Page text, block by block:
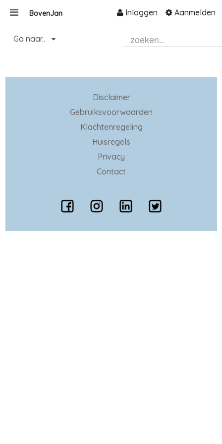
Inloggen Aanmelden
BovenJan
Home
Ga naar..
Disclaimer
Gebruiksvoorwaarden
Klachtenregeling
Huisregels
Privacy
Contact